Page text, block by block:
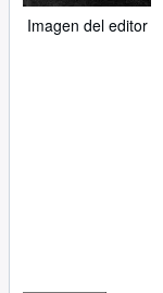
Imagen del editor